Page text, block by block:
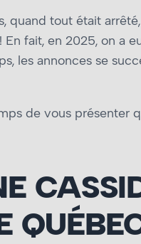
quand tout était
fait, en 2025, on a
les annonces se
de vous présenter